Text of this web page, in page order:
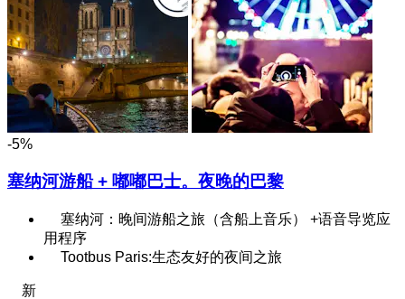
-5%
塞纳河游船 + 嘟嘟巴士。夜晚的巴黎
塞纳河：晚间游船之旅（含船上音乐） +语音导览应
用程序
Tootbus Paris:生态友好的夜间之旅
新